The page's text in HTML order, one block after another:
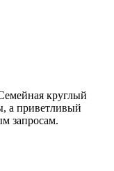
круглый
а приветливый
запросам.